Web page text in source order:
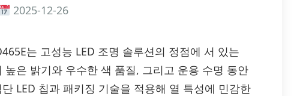
2025-12-26
는 고성능 LED 조명 솔루션의 정점에 서 있는
은 밝기와 우수한 색 품질, 그리고 운용 수명 동안
LED 칩과 패키징 기술을 적용해 열 특성에 민감한